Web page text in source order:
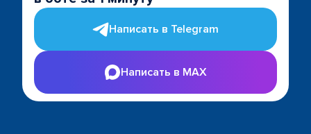
Написать в Telegram
Написать в MAX